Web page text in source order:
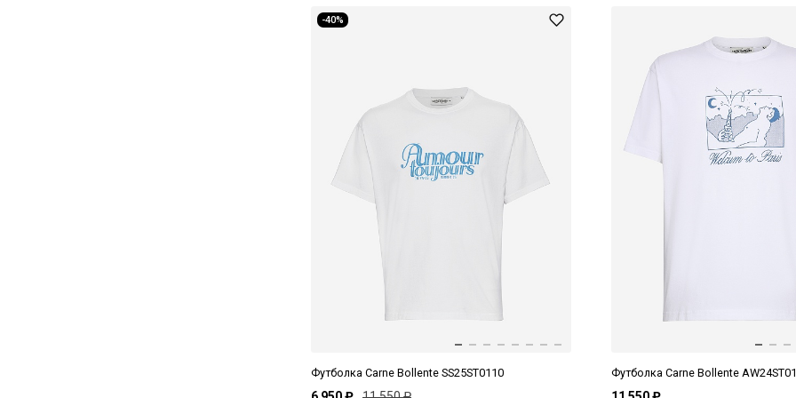
-40%
Футболка Carne Bollente SS25ST0110 Футболка Carne Bollente